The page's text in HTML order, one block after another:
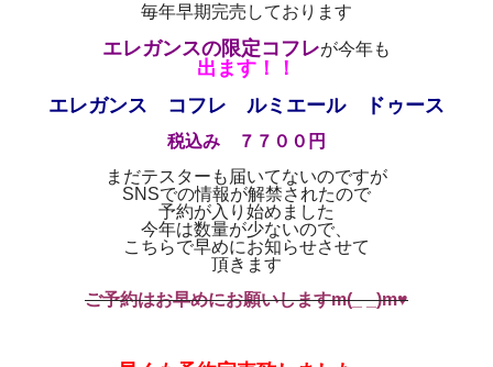
毎年早期完売しております
エレガンスの限定コフレが今年も
出ます！！
エレガンス コフレ ルミエール ドゥース
税込み ７７００円
まだテスターも届いてないのですが
SNSでの情報が解禁されたので
予約が入り始めました
今年は数量が少ないので、
こちらで早めにお知らせさせて
頂きます
ご予約はお早めにお願いしますm(_ _)m♥